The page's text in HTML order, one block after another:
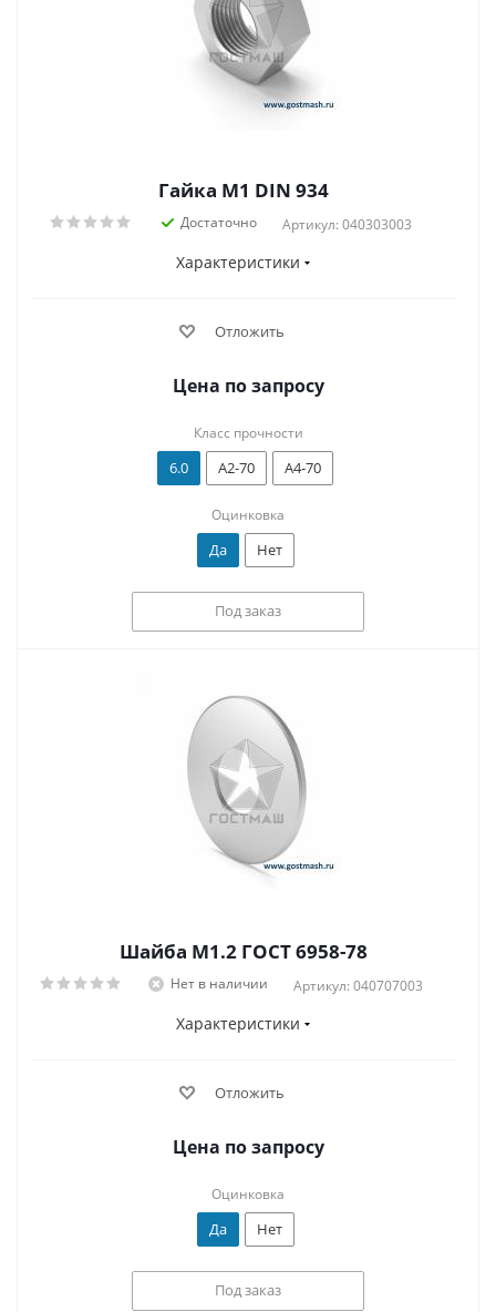
Гайка М1 DIN 934
Достаточно Артикул: 040303003
Характеристики
Отложить
Цена по запросу
Класс прочности
6.0 А2-70 А4-70
Оцинковка
Да Нет
Под заказ
Шайба М1.2 ГОСТ 6958-78
Нет в наличии Артикул: 040707003
Характеристики
Отложить
Цена по запросу
Оцинковка
Да Нет
Под заказ